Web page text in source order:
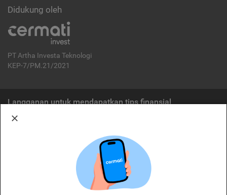
Didukung oleh
PT Artha Investa Teknologi
KEP-7/PM.21/2021
Langganan untuk mendapatkan tips finansial
Cermati merupakan penyelenggara agregasi jasa keuangan yang terdaftar di
OJK. Oleh karena itu, produk dan/atau layanan jasa keuangan yang
ditawarkan bukan merupakan produk dan/atau layanan jasa keuangan yang
diterbitkan oleh Cermati dan Cermati tidak bertanggung jawab atas tuntutan